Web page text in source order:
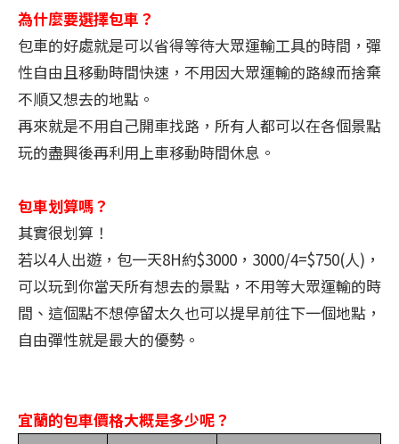
為什麼要選擇包車？
包車的好處就是可以省得等待大眾運輸工具的時間，彈
性自由且移動時間快速，不用因大眾運輸的路線而捨棄
不順又想去的地點。
再來就是不用自己開車找路，所有人都可以在各個景點
玩的盡興後再利用上車移動時間休息。
包車划算嗎？
其實很划算！
若以4人出遊，包一天8H約$3000，3000/4=$750(人)，
可以玩到你當天所有想去的景點，不用等大眾運輸的時
間、這個點不想停留太久也可以提早前往下一個地點，
自由彈性就是最大的優勢。
宜蘭的包車價格大概是多少呢？